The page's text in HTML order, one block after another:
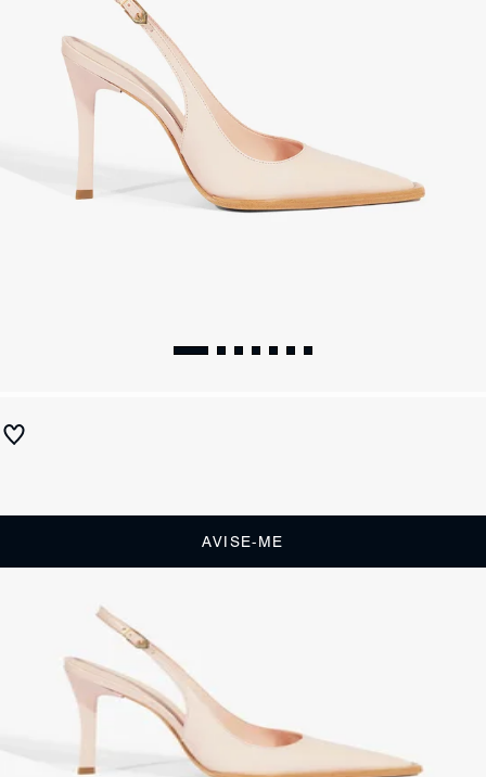
AVISE-ME
O clássico sapato scarpin slingback ganha um visual charmoso e
surpreendente neste modelo. Feito em couro nesse tom rosa super
trendy, ele combina o salto alto e o bico fino com o toque casual da
madeira ao redor da sola. Sofisticado e cheio de personalidade, vai
ser uma aposta certeira!
CARACTERÍSTICAS